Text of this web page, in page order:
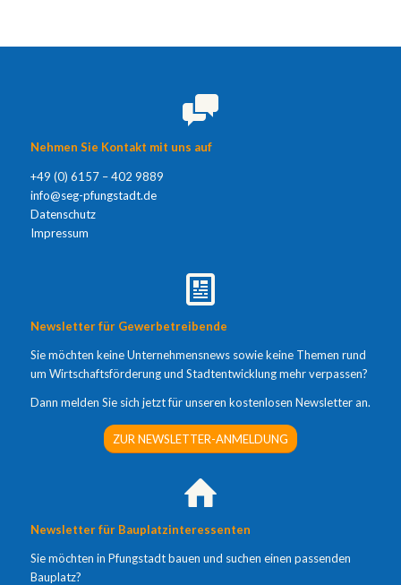
Nehmen Sie Kontakt mit uns auf
+49 (0) 6157 – 402 9889
info@seg-pfungstadt.de
Datenschutz
Impressum
Newsletter für Gewerbetreibende
Sie möchten keine Unternehmensnews sowie keine Themen rund
um Wirtschaftsförderung und Stadtentwicklung mehr verpassen?
Dann melden Sie sich jetzt für unseren kostenlosen Newsletter an.
ZUR NEWSLETTER-ANMELDUNG
Newsletter für Bauplatzinteressenten
Sie möchten in Pfungstadt bauen und suchen einen passenden
Bauplatz?